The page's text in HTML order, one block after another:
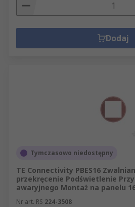
Dodaj
Tymczasowo niedostępny
TE Connectivity PBES16
przekręcenie Podświetlenie
awaryjnego Montaż na panelu
Nr art. RS 224-3508